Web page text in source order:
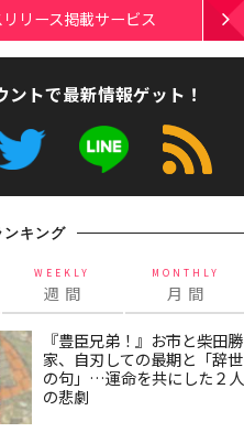
リース掲載サービス
ントで最新情報ゲット！
ンキング
WEEKLY
週 間
MONTHLY
月 間
『豊臣兄弟！』お市と柴田勝
家、自刃しての最期と「辞世
の句」…運命を共にした２人
の悲劇